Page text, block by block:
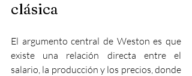
clásica
El argumento central de Weston es que
existe una relación directa entre el
salario, la producción y los precios, donde